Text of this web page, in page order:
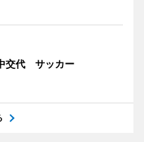
交代 サッカー